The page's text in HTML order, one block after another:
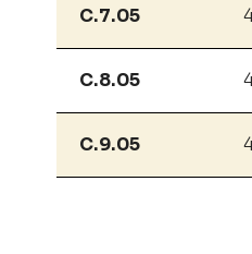
C.7.05
C.8.05
C.9.05